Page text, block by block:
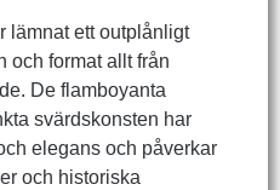
lämnat ett outplånligt
och format allt från
De flamboyanta
svärdskonsten har
elegans och påverkar
och historiska